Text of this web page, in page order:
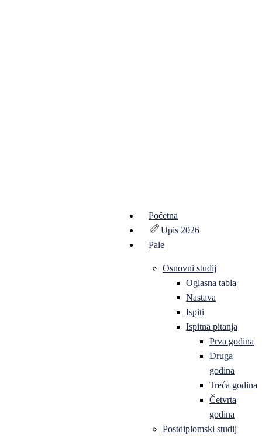
Početna
Upis 2026
Pale
Osnovni studij
Oglasna tabla
Nastava
Ispiti
Ispitna pitanja
Prva godina
Druga
godina
Treća godina
Četvrta
godina
Postdiplomski studij